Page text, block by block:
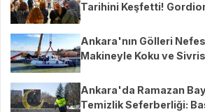
Tarihini Keşfetti!
Ankara'nın Gölleri
Makineyle Koku ve
Ankara'da Ramazan
Temizlik Seferberliği: